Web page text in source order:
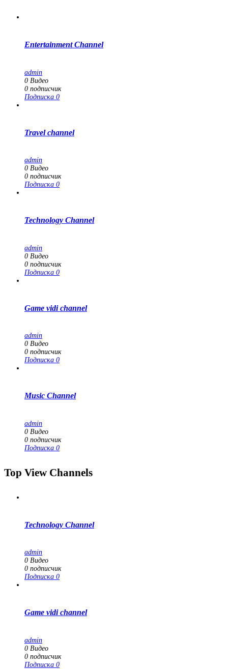
Entertainment Channel
admin
0 Видео
0 подписчик
Подписка 0
Travel channel
admin
0 Видео
0 подписчик
Подписка 0
Technology Channel
admin
0 Видео
0 подписчик
Подписка 0
Game vidi channel
admin
0 Видео
0 подписчик
Подписка 0
Music Channel
admin
0 Видео
0 подписчик
Подписка 0
Top View Channels
Technology Channel
admin
0 Видео
0 подписчик
Подписка 0
Game vidi channel
admin
0 Видео
0 подписчик
Подписка 0